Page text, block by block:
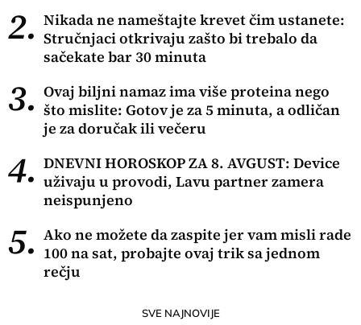
2. Nikada ne nameštajte krevet čim ustanete:
Stručnjaci otkrivaju zašto bi trebalo da
sačekate bar 30 minuta
3. Ovaj biljni namaz ima više proteina nego
što mislite: Gotov je za 5 minuta, a odličan
je za doručak ili večeru
4. DNEVNI HOROSKOP ZA 8. AVGUST: Device
uživaju u provodi, Lavu partner zamera
neispunjeno
5. Ako ne možete da zaspite jer vam misli rade
100 na sat, probajte ovaj trik sa jednom
rečju
SVE NAJNOVIJE